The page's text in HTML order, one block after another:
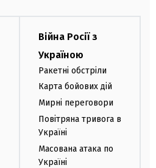
Війна Росії з
Україною
Ракетні обстріли
Карта бойових дій
Мирні переговори
Повітряна тривога в
Україні
Масована атака по
Україні